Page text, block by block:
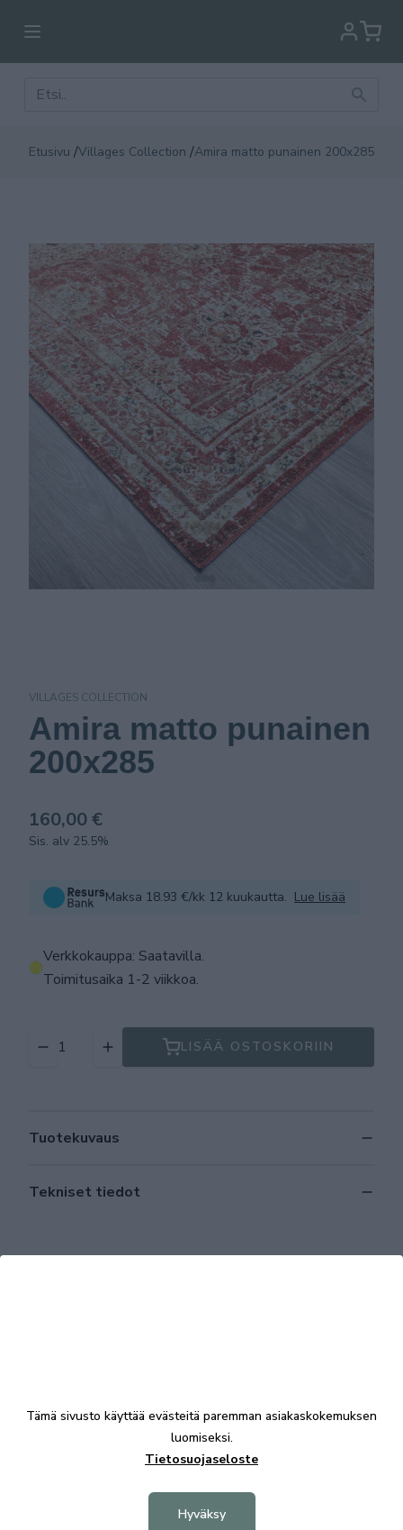
Etusivu /Villages Collection /Amira matto punainen 200x285
VILLAGES COLLECTION
Amira matto punainen
200x285
160,00 €
Sis. alv 25.5%
Maksa 18.93 €/kk 12 kuukautta. Lue lisää
Verkkokauppa: Saatavilla.
Toimitusaika 1-2 viikkoa.
LISÄÄ OSTOSKORIIN
Tuotekuvaus
Tekniset tiedot
Tämä sivusto käyttää evästeitä paremman asiakaskokemuksen
luomiseksi.
Tietosuojaseloste
Hyväksy